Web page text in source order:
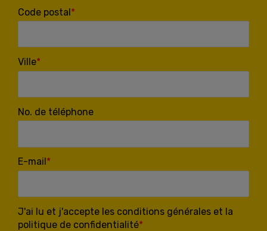
Code postal
Ville
No. de téléphone
E-mail
J'ai lu et j'accepte les conditions générales et la
politique de confidentialité